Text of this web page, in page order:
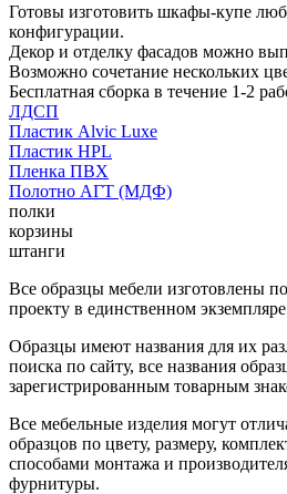
Готовы изготовить шкафы-купе
конфигурации.
Декор и отделку фасадов можно
Возможно сочетание нескольких
Бесплатная сборка в течение 1-2
ЛДСП
Пластик Alvic Luxe
Пластик HPL
Пленка ПВХ
Полотно АГТ (МДФ)
полки
корзины
штанги
Все образцы мебели изготовлены
проекту в единственном
Образцы имеют названия для их
поиска по сайту, все названия
зарегистрированным товарным
Все мебельные изделия могут
образцов по цвету, размеру,
способами монтажа и
фурнитуры.